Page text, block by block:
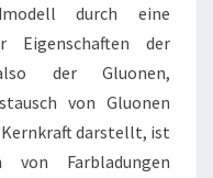
durch eine
Eigenschaften der
der Gluonen,
von Gluonen
Kernkraft darstellt, ist
Farbladungen